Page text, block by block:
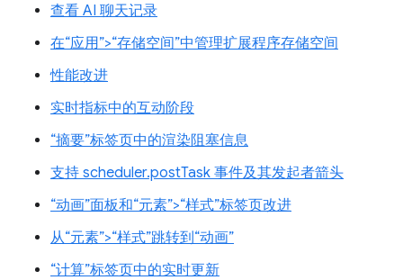
查看 AI 聊天记录
在“应用”>“存储空间”中管理扩展程序存储空间
性能改进
实时指标中的互动阶段
“摘要”标签页中的渲染阻塞信息
支持 scheduler.postTask 事件及其发起者箭头
“动画”面板和“元素”>“样式”标签页改进
从“元素”>“样式”跳转到“动画”
“计算”标签页中的实时更新